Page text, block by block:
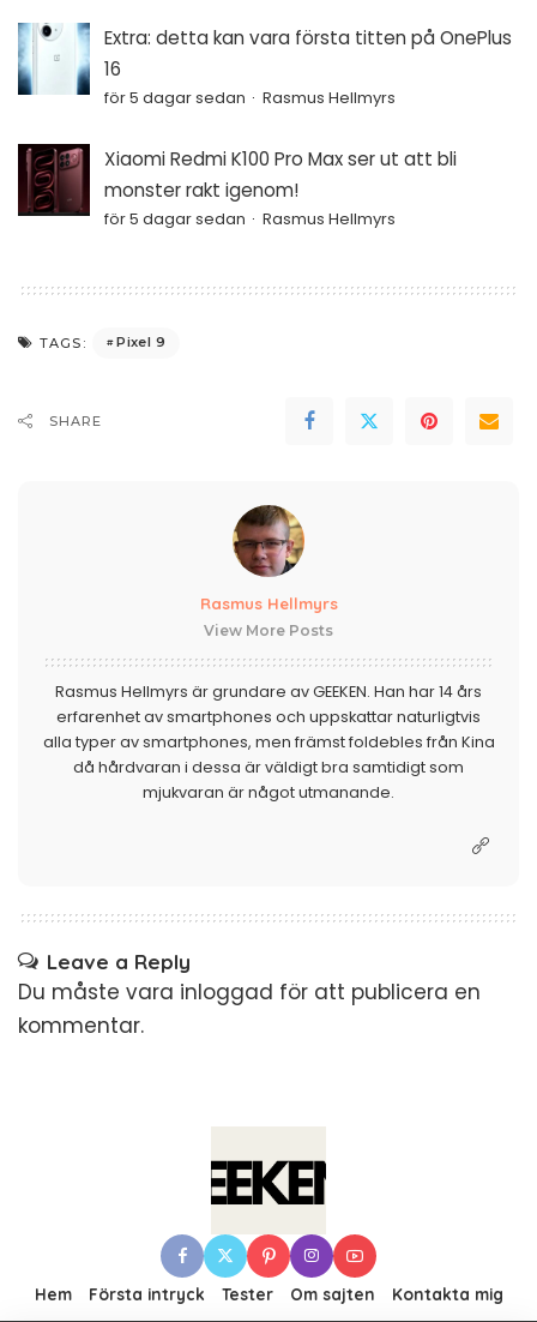
Extra: detta kan vara första titten på OnePlus
16
för 5 dagar sedan Rasmus Hellmyrs
Xiaomi Redmi K100 Pro Max ser ut att bli
monster rakt igenom!
för 5 dagar sedan Rasmus Hellmyrs
TAGS: Pixel 9
SHARE
Rasmus Hellmyrs
View More Posts
Rasmus Hellmyrs är grundare av GEEKEN. Han har 14 års
erfarenhet av smartphones och uppskattar naturligtvis
alla typer av smartphones, men främst foldebles från Kina
då hårdvaran i dessa är väldigt bra samtidigt som
mjukvaran är något utmanande.
Leave a Reply
Du måste vara inloggad för att publicera en
kommentar.
Hem Första intryck Tester Om sajten Kontakta mig